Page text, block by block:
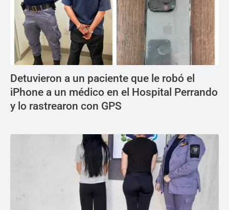
Detuvieron a un paciente que le robó el
iPhone a un médico en el Hospital Perrando
y lo rastrearon con GPS